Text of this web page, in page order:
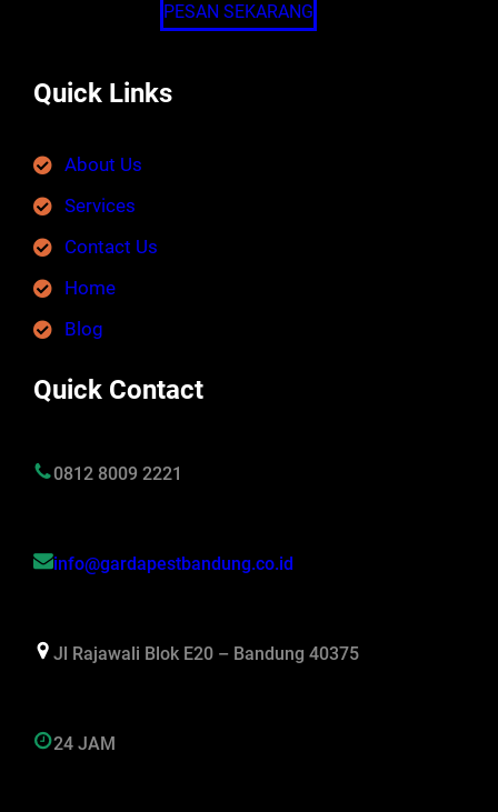
PESAN SEKARANG
Quick Links
About Us
Services
Contact Us
Home
Blog
Quick Contact
0812 8009 2221
info@gardapestbandung.co.id
Jl Rajawali Blok E20 – Bandung 40375
24 JAM